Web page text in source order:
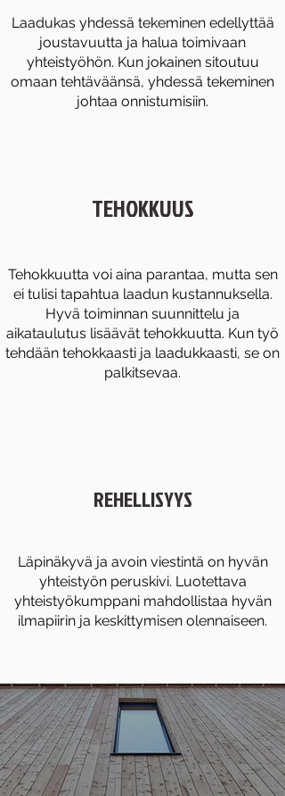
Laadukas yhdessä tekeminen edellyttää
joustavuutta ja halua toimivaan
yhteistyöhön. Kun jokainen sitoutuu
omaan tehtäväänsä, yhdessä tekeminen
johtaa onnistumisiin.
TEHOKKUUS
Tehokkuutta voi aina parantaa, mutta sen
ei tulisi tapahtua laadun kustannuksella.
Hyvä toiminnan suunnittelu ja
aikataulutus lisäävät tehokkuutta. Kun työ
tehdään tehokkaasti ja laadukkaasti, se on
palkitsevaa.
REHELLISYYS
Läpinäkyvä ja avoin viestintä on hyvän
yhteistyön peruskivi. Luotettava
yhteistyökumppani mahdollistaa hyvän
ilmapiirin ja keskittymisen olennaiseen.